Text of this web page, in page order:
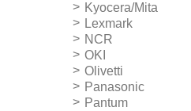
Kyocera/Mita
Lexmark
NCR
OKI
Olivetti
Panasonic
Pantum